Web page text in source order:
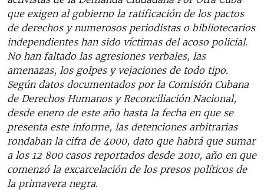
que exigen al gobierno la ratificación de los pactos
de derechos y numerosos periodistas o bibliotecarios
independientes han sido víctimas del acoso policial.
No han faltado las agresiones verbales, las
amenazas, los golpes y vejaciones de todo tipo.
Según datos documentados por la Comisión Cubana
de Derechos Humanos y Reconciliación Nacional,
desde enero de este año hasta la fecha en que se
presenta este informe, las detenciones arbitrarias
rondaban la cifra de 4000, dato que habrá que sumar
a los 12 800 casos reportados desde 2010, año en que
comenzó la excarcelación de los presos políticos de
la primavera negra.